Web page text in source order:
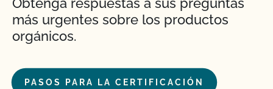
más urgentes sobre los productos
orgánicos.
PASOS PARA LA CERTIFICACIÓN